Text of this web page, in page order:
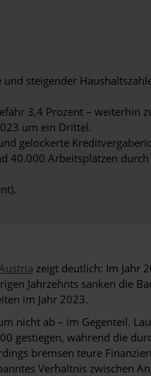
steigender
3,4 Prozent – weiterhin
um ein Drittel.
gelockerte
40.000 Arbeitsplätzen
zeigt deutlich: Im Jahr
Jahrzehnts sanken die
im Jahr 2023.
nicht ab – im Gegenteil.
gestiegen, während die
bremsen teure
Verhältnis zwischen